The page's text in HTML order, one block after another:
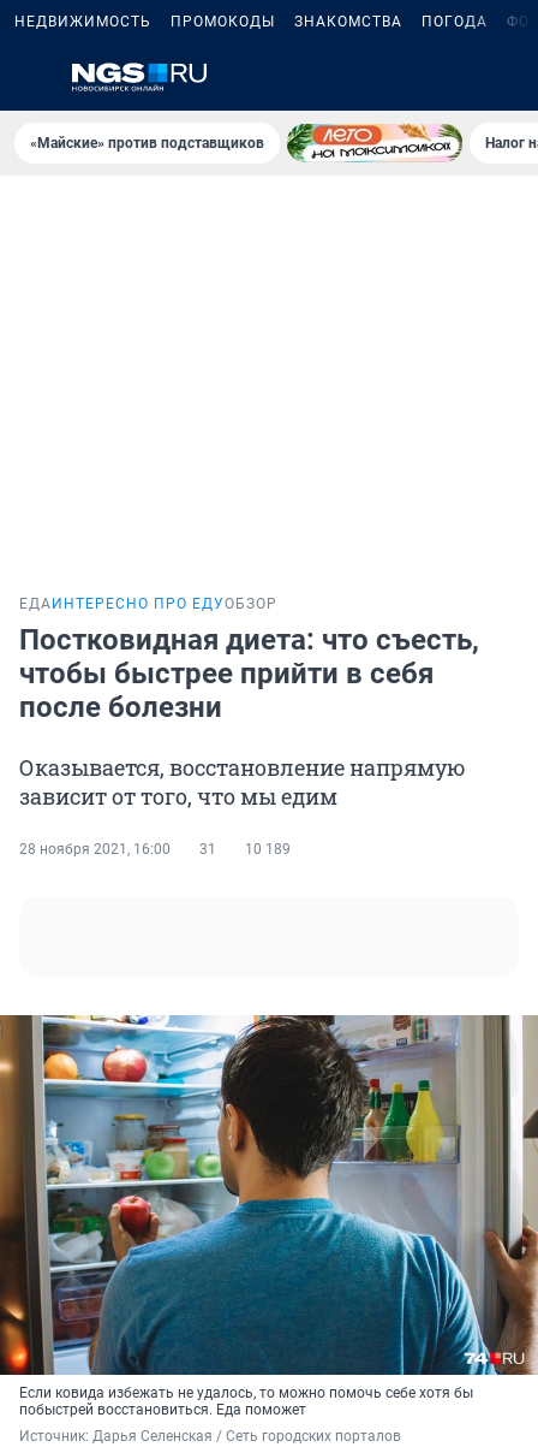
НЕДВИЖИМОСТЬ ПРОМОКОДЫ ЗНАКОМСТВА ПОГОДА
«Майские» против подставщиков Налог
ЕДА ИНТЕРЕСНО ПРО ЕДУОБЗОР
Постковидная диета: что съесть,
чтобы быстрее прийти в себя
после болезни
Оказывается, восстановление напрямую
зависит от того, что мы едим
28 ноября 2021, 16:00 31 10 189
Если ковида избежать не удалось, то можно помочь себе хотя бы
побыстрей восстановиться. Еда поможет
Источник: Дарья Селенская / Сеть городских порталов